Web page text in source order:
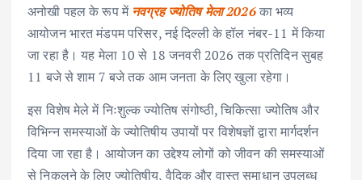
अनोखी पहल के रूप में नवग्रह ज्योतिष मेला 2026का भव्य
आयोजन भारत मंडपम परिसर, नई दिल्ली के हॉल नंबर-11 में किया
जा रहा है। यह मेला 10 से 18 जनवरी 2026 तक प्रतिदिन सुबह
11 बजे से शाम 7 बजे तक आम जनता के लिए खुला रहेगा।
इस विशेष मेले में निःशुल्क ज्योतिष संगोष्ठी, चिकित्सा ज्योतिष और
विभिन्न समस्याओं के ज्योतिषीय उपायों पर विशेषज्ञों द्वारा मार्गदर्शन
दिया जा रहा है। आयोजन का उद्देश्य लोगों को जीवन की समस्याओं
से निकलने के लिए ज्योतिषीय, वैदिक और वास्तु समाधान उपलब्ध